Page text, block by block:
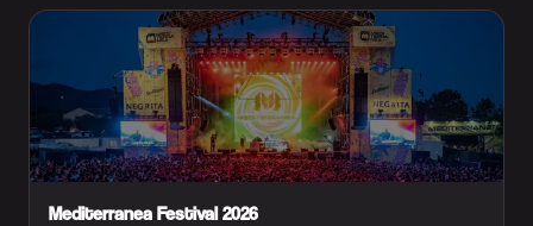
Mediterranea Festival 2026